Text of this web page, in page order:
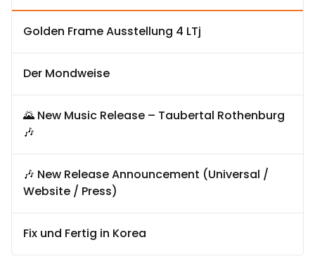
Golden Frame Ausstellung 4 LTj
Der Mondweise
🌄 New Music Release – Taubertal Rothenburg
🎶
🎶 New Release Announcement (Universal /
Website / Press)
Fix und Fertig in Korea